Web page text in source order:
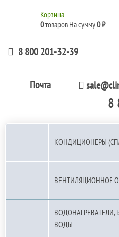
Корзина
0товаров На сумму0 ₽
8 800 201-32-39
Почта
8
КОНДИЦИОНЕРЫ
ВЕНТИЛЯЦИОННОЕ
ВОДОНАГРЕВАТЕЛИ,
ВОДЫ